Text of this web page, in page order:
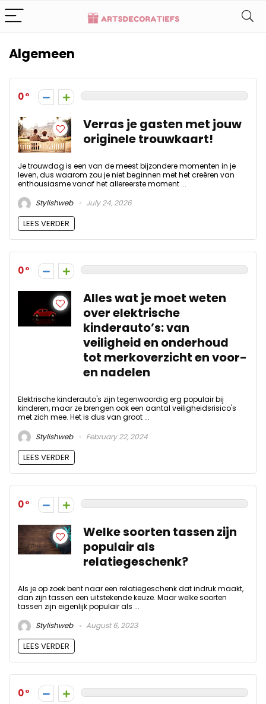
Algemeen
0
Verras je gasten met jouw
originele trouwkaart!
Je trouwdag is een van de meest bijzondere momenten in je
leven, dus waarom zou je niet beginnen met het creëren van
enthousiasme vanaf het allereerste moment ...
Stylishweb
July 24, 2026
LEES VERDER
0
Alles wat je moet weten
over elektrische
kinderauto’s: van
veiligheid en onderhoud
tot merkoverzicht en voor-
en nadelen
Elektrische kinderauto's zijn tegenwoordig erg populair bij
kinderen, maar ze brengen ook een aantal veiligheidsrisico's
met zich mee. Het is dus van groot ...
Stylishweb
February 22, 2024
LEES VERDER
0
Welke soorten tassen zijn
populair als
relatiegeschenk?
Als je op zoek bent naar een relatiegeschenk dat indruk maakt,
dan zijn tassen een uitstekende keuze. Maar welke soorten
tassen zijn eigenlijk populair als ...
Stylishweb
August 6, 2023
LEES VERDER
0